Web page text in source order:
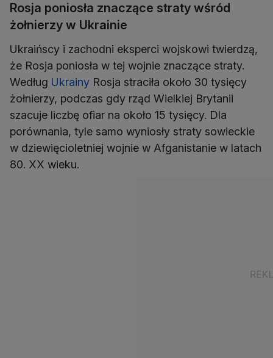
Rosja poniosła znaczące straty wśród
żołnierzy w Ukrainie
Ukraińscy i zachodni eksperci wojskowi twierdzą,
że Rosja poniosła w tej wojnie znaczące straty.
Według Ukrainy Rosja straciła około 30 tysięcy
żołnierzy, podczas gdy rząd Wielkiej Brytanii
szacuje liczbę ofiar na około 15 tysięcy. Dla
porównania, tyle samo wyniosły straty sowieckie
w dziewięcioletniej wojnie w Afganistanie w latach
80. XX wieku.